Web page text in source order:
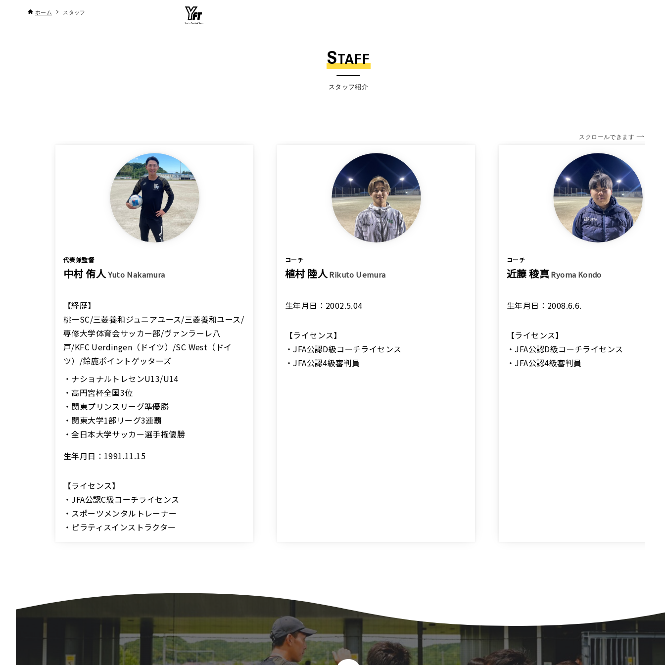
ホーム スタッフ
STAFF
スタッフ紹介
スクロールできます
代表兼監督
中村 侑人Yuto Nakamura
【経歴】
桃一SC/三菱養和ジュニアユース/三菱養和ユース/
専修大学体育会サッカー部/ヴァンラーレ八
戸/KFC Uerdingen（ドイツ）/SC West（ドイ
ツ）/鈴鹿ポイントゲッターズ
・ナショナルトレセンU13/U14
・高円宮杯全国3位
・関東プリンスリーグ準優勝
・関東大学1部リーグ3連覇
・全日本大学サッカー選手権優勝
生年月日：1991.11.15
【ライセンス】
・JFA公認C級コーチライセンス
・スポーツメンタルトレーナー
・ピラティスインストラクター
コーチ
植村 陸人 Rikuto Uemura
生年月日：2002.5.04
【ライセンス】
・JFA公認D級コーチライセンス
・JFA公認4級審判員
コーチ
近藤 稜真Ryoma Kondo
生年月日：2008.6.6.
【ライセンス】
・JFA公認D級コーチライセンス
・JFA公認4級審判員